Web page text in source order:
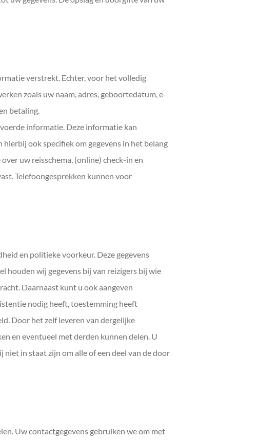
verstrekt. Echter, voor het volledig
zoals uw naam, adres, geboortedatum, e-
betaling.
informatie. Deze informatie kan
ook specifiek om gegevens in het belang
uw reisschema, (online) check-in en
Telefoongesprekken kunnen voor
en politieke voorkeur. Deze gegevens
houden wij gegevens bij van reizigers bij wie
Daarnaast kunt u ook aangeven
nodig heeft, toestemming heeft
Door het zelf leveren van dergelijke
en eventueel met derden kunnen delen. U
in staat zijn om alle of een deel van de door
Uw contactgegevens gebruiken we om met